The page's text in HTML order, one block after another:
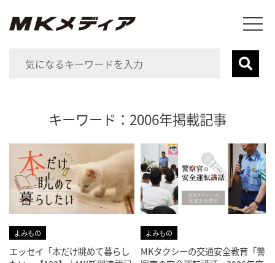
キーワード：2006年掲載記事
よみもの
エッセイ「本だけ眺めて暮らし
よみもの
MKタクシーの交通安全教育「警